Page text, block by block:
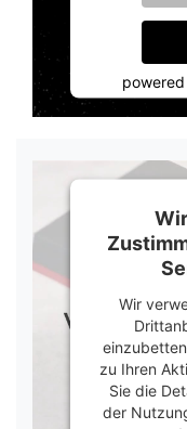
Wir
zu Ihren
Sie die
der